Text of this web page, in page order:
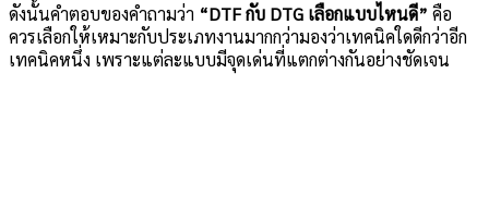
ดังนั้นคำตอบของคำถามว่า “DTF กับ DTG เลือกแบบไหนดี” คือ
ควรเลือกให้เหมาะกับประเภทงานมากกว่ามองว่าเทคนิคใดดีกว่าอีก
เทคนิคหนึ่ง เพราะแต่ละแบบมีจุดเด่นที่แตกต่างกันอย่างชัดเจน